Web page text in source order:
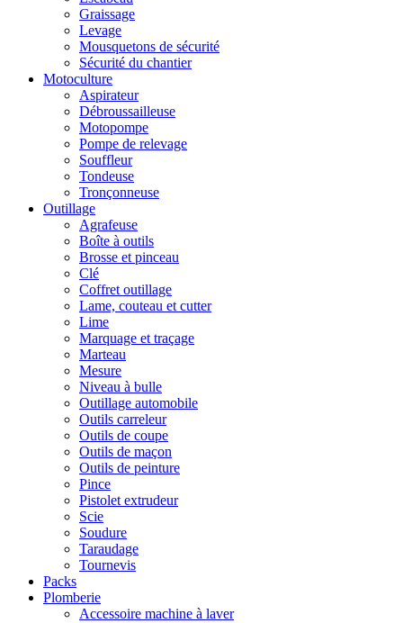
Graissage
Levage
Mousquetons de sécurité
Sécurité du chantier
Motoculture
Aspirateur
Débroussailleuse
Motopompe
Pompe de relevage
Souffleur
Tondeuse
Tronçonneuse
Outillage
Agrafeuse
Boîte à outils
Brosse et pinceau
Clé
Coffret outillage
Lame, couteau et cutter
Lime
Marquage et traçage
Marteau
Mesure
Niveau à bulle
Outillage automobile
Outils carreleur
Outils de coupe
Outils de maçon
Outils de peinture
Pince
Pistolet extrudeur
Scie
Soudure
Taraudage
Tournevis
Packs
Plomberie
Accessoire machine à laver